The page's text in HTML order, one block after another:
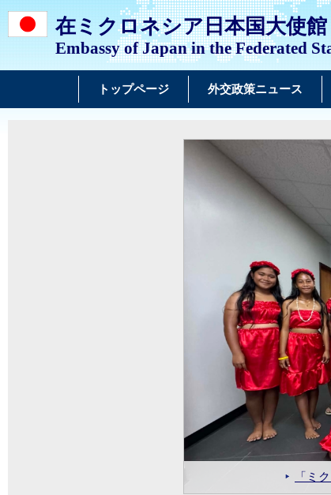
在ミクロネシア日本国大使館
Embassy of Japan in the Federated
トップページ 外交政策ニュース
「ミ
ミクロネ
ミクロネシア連邦に